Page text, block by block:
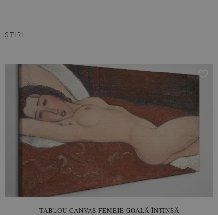
ȘTIRI
TABLOU CANVAS FEMEIE GOALĂ ÎNTINSĂ